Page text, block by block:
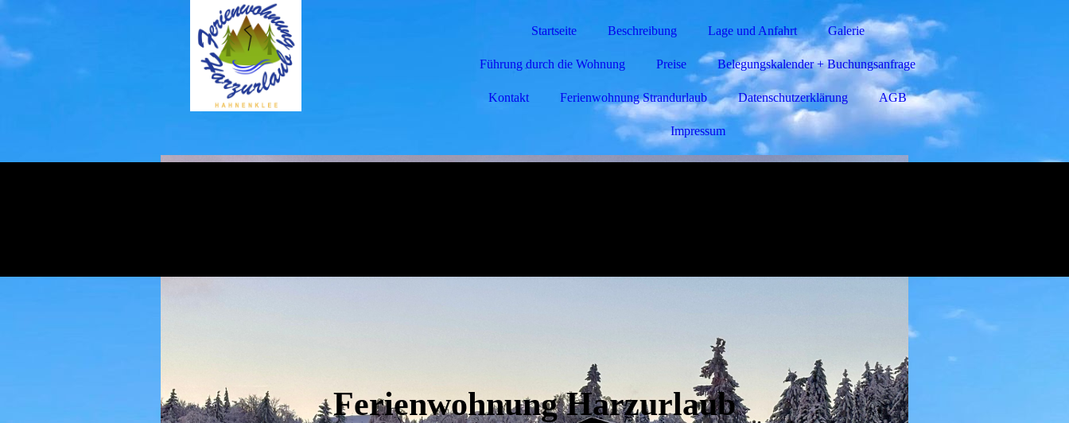
Startseite Beschreibung Lage und Anfahrt Galerie
Führung durch die Wohnung Preise Belegungskalender + Buchungsanfrage
Kontakt Ferienwohnung Strandurlaub Datenschutzerklärung AGB
Impressum
Ferienwohnung Harzurlaub